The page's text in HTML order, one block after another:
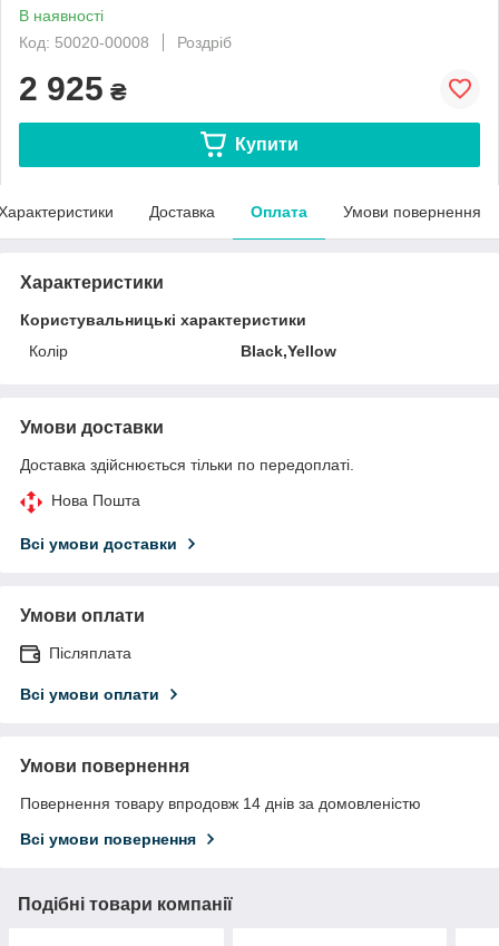
В наявності
Код: 50020-00008
Роздріб
2 925 ₴
Купити
Доставка Оплата Умови повернення
Характеристики
Користувальницькі характеристики
Колір
Black,Yellow
Умови доставки
Доставка здійснюється тільки по передоплаті.
Нова Пошта
Всі умови доставки
Умови оплати
Післяплата
Всі умови оплати
Умови повернення
Повернення товару впродовж 14 днів за домовленістю
Всі умови повернення
Подібні товари компанії